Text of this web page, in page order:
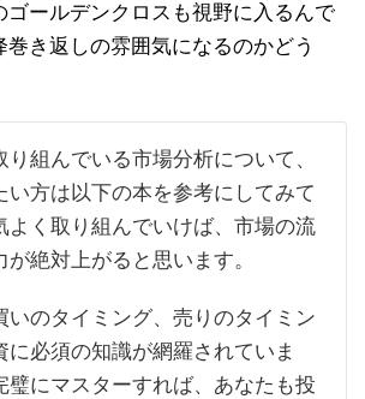
ゴールデンクロスも視野に入るんで
き返しの雰囲気になるのかどう
り組んでいる市場分析について、
い方は以下の本を参考にしてみて
よく取り組んでいけば、市場の流
絶対上がると思います。
いのタイミング、売りのタイミン
に必須の知識が網羅されていま
璧にマスターすれば、あなたも投